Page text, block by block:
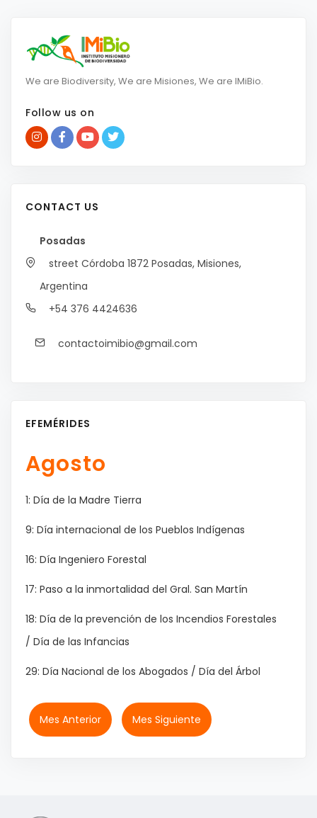
We are Biodiversity, We are Misiones, We are IMiBio.
Follow us on
CONTACT US
Posadas
street Córdoba 1872 Posadas, Misiones,
Argentina
+54 376 4424636
contactoimibio@gmail.com
EFEMÉRIDES
Agosto
1: Día de la Madre Tierra
9: Día internacional de los Pueblos Indígenas
16: Día Ingeniero Forestal
17: Paso a la inmortalidad del Gral. San Martín
18: Día de la prevención de los Incendios Forestales
/ Día de las Infancias
29: Día Nacional de los Abogados / Día del Árbol
Mes Anterior Mes Siguiente